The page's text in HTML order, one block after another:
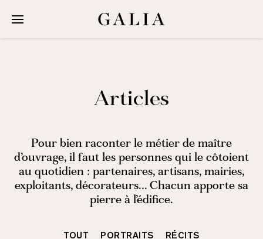
À propos
Équipe
Bureaux
Commerces
Hôtels
Articles
Pour bien raconter le métier de maître
d’ouvrage, il faut les personnes qui le côtoient
au quotidien : partenaires, artisans, mairies,
exploitants, décorateurs… Chacun apporte sa
pierre à l’édifice.
TOUT PORTRAITS RÉCITS